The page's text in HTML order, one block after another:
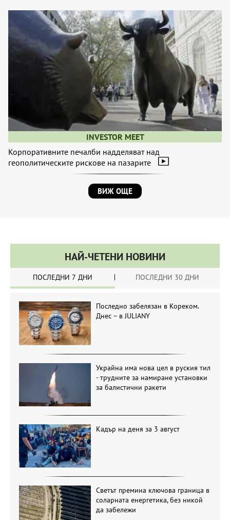
INVESTOR MEET
Корпоративните печалби надделяват над
геополитическите рискове на пазарите
ВИЖ ОЩЕ
НАЙ-ЧЕТЕНИ НОВИНИ
ПОСЛЕДНИ 7 ДНИ ПОСЛЕДНИ 30 ДНИ
Последно забелязан в Кореком.
Днес – в JULIANY
Украйна има нова цел в руския тил
- трудните за намиране установки
за балистични ракети
Кадър на деня за 3 август
Светът премина ключова граница в
соларната енергетика, без никой
да забележи